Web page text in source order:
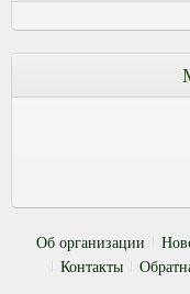
Об организации
Контакты